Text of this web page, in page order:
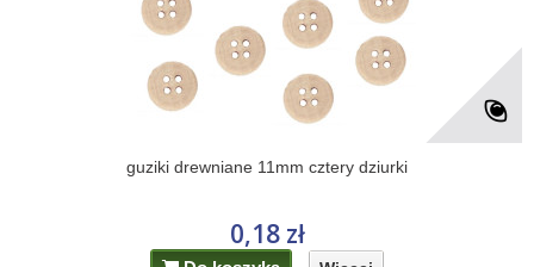
guziki drewniane 11mm cztery dziurki
0,18 zł